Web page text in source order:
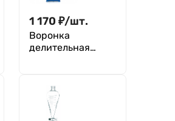
1 170 ₽/шт.
Воронка
делительная
PTFE кран, без
делений